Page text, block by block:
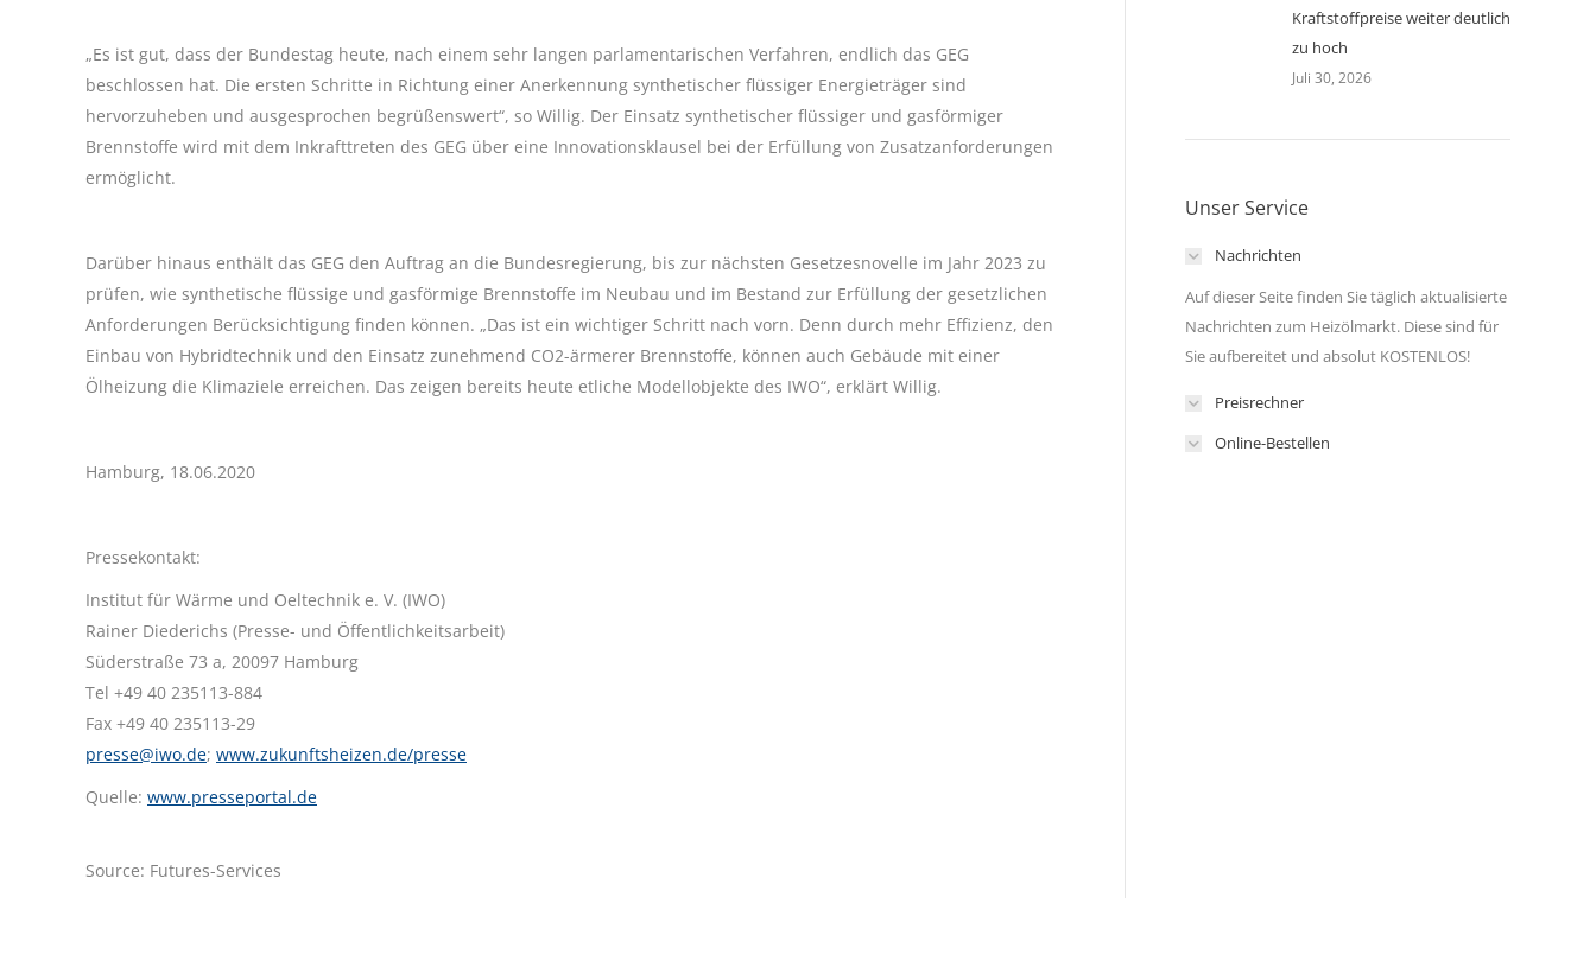
„Es ist gut, dass der Bundestag heute, nach einem sehr langen parlamentarischen Verfahren, endlich das GEG
beschlossen hat. Die ersten Schritte in Richtung einer Anerkennung synthetischer flüssiger Energieträger sind
hervorzuheben und ausgesprochen begrüßenswert“, so Willig. Der Einsatz synthetischer flüssiger und gasförmiger
Brennstoffe wird mit dem Inkrafttreten des GEG über eine Innovationsklausel bei der Erfüllung von Zusatzanforderungen
ermöglicht.
Darüber hinaus enthält das GEG den Auftrag an die Bundesregierung, bis zur nächsten Gesetzesnovelle im Jahr 2023 zu
prüfen, wie synthetische flüssige und gasförmige Brennstoffe im Neubau und im Bestand zur Erfüllung der gesetzlichen
Anforderungen Berücksichtigung finden können. „Das ist ein wichtiger Schritt nach vorn. Denn durch mehr Effizienz, den
Einbau von Hybridtechnik und den Einsatz zunehmend CO2-ärmerer Brennstoffe, können auch Gebäude mit einer
Ölheizung die Klimaziele erreichen. Das zeigen bereits heute etliche Modellobjekte des IWO“, erklärt Willig.
Hamburg, 18.06.2020
Pressekontakt:
Institut für Wärme und Oeltechnik e. V. (IWO)
Rainer Diederichs (Presse- und Öffentlichkeitsarbeit)
Süderstraße 73 a, 20097 Hamburg
Tel +49 40 235113-884
Fax +49 40 235113-29
presse@iwo.de; www.zukunftsheizen.de/presse
Quelle: www.presseportal.de
Source: Futures-Services
Kraftstoffpreise weiter deutlich
zu hoch
Juli 30, 2026
Unser Service
Nachrichten
Auf dieser Seite finden Sie täglich aktualisierte
Nachrichten zum Heizölmarkt. Diese sind für
Sie aufbereitet und absolut KOSTENLOS!
Preisrechner
Online-Bestellen